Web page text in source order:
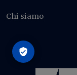
Chi siamo